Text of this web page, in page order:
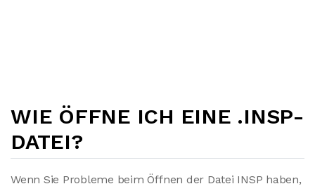
WIE ÖFFNE ICH EINE .INSP-
DATEI?
Wenn Sie Probleme beim Öffnen der Datei INSP haben,